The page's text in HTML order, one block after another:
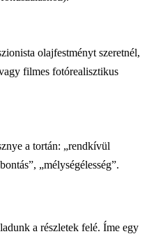
olajfestményt szeretnél,
filmes fotórealisztikus
a tortán: „rendkívül
„mélységélesség”.
a részletek felé. Íme egy